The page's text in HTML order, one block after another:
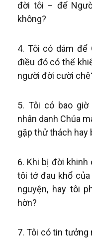
đời tôi – để
không?
Tôi có dám để
điều đó có thể
người đời cười
Tôi có bao giờ
nhân danh Chúa
gặp thử thách hay
Khi bị đời khinh
tôi tớ đau khổ
nguyện, hay tôi
hờn?
Tôi có tin tưởng